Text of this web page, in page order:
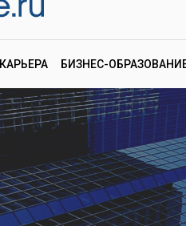
КАРЬЕРА БИЗНЕС-